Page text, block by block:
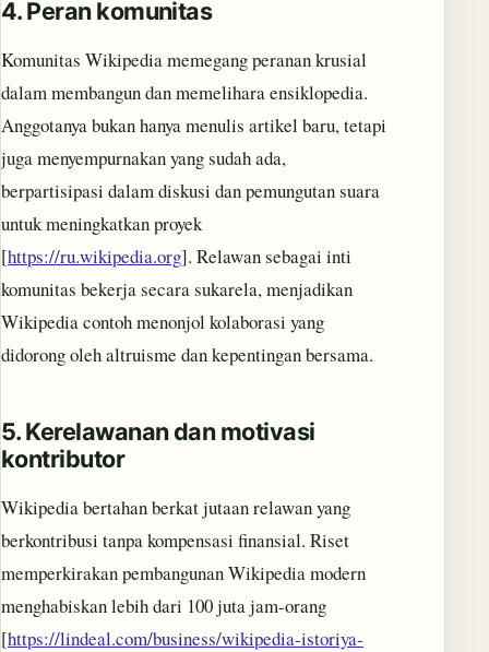
4.Peran komunitas
Komunitas Wikipedia memegang peranan krusial
dalam membangun dan memelihara ensiklopedia.
Anggotanya bukan hanya menulis artikel baru, tetapi
juga menyempurnakan yang sudah ada,
berpartisipasi dalam diskusi dan pemungutan suara
untuk meningkatkan proyek
[https://ru.wikipedia.org]. Relawan sebagai inti
komunitas bekerja secara sukarela, menjadikan
Wikipedia contoh menonjol kolaborasi yang
didorong oleh altruisme dan kepentingan bersama.
5.Kerelawanan dan motivasi
kontributor
Wikipedia bertahan berkat jutaan relawan yang
berkontribusi tanpa kompensasi finansial. Riset
memperkirakan pembangunan Wikipedia modern
menghabiskan lebih dari 100 juta jam-orang
[https://lindeal.com/business/wikipedia-istoriya-